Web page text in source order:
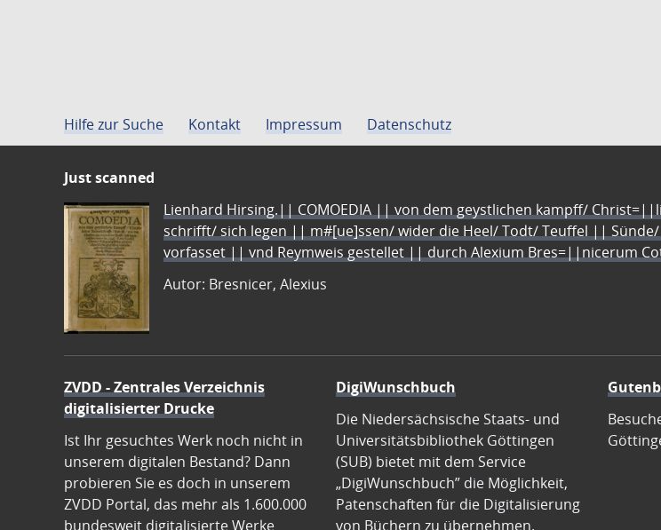
Hilfe zur Suche Kontakt Impressum Datenschutz
Just scanned
Lienhard Hirsing.|| COMOEDIA || von dem geystlichen kampff/
schrifft/ sich legen || m#[ue]ssen/ wider die Heel/ Todt/ Teuffel ||
vorfasset || vnd Reymweis gestellet || durch Alexium Bres=||nicerum
Autor: Bresnicer, Alexius
ZVDD - Zentrales Verzeichnis
digitalisierter Drucke
Ist Ihr gesuchtes Werk noch nicht in
unserem digitalen Bestand? Dann
probieren Sie es doch in unserem
ZVDD Portal, das mehr als 1.600.000
bundesweit digitalisierte Werke
DigiWunschbuch
Die Niedersächsische Staats- und
Universitätsbibliothek Göttingen
(SUB) bietet mit dem Service
„DigiWunschbuch” die Möglichkeit,
Patenschaften für die Digitalisierung
von Büchern zu übernehmen.